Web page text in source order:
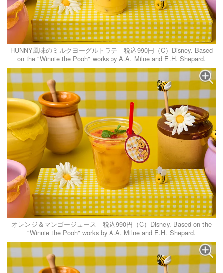
HUNNY風味のミルクヨーグルトラテ 税込990円（C）Disney. Based
on the "Winnie the Pooh" works by A.A. Milne and E.H. Shepard.
オレンジ＆マンゴージュース 税込990円（C）Disney. Based on the
"Winnie the Pooh" works by A.A. Milne and E.H. Shepard.